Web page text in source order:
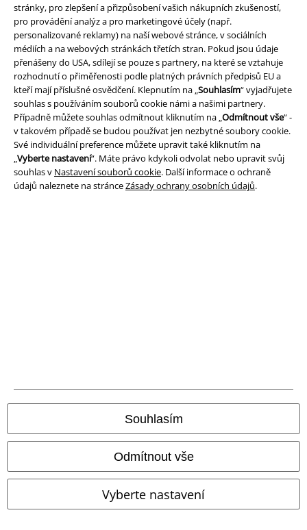
stránky, pro zlepšení a přizpůsobení vašich nákupních zkušeností,
pro provádění analýz a pro marketingové účely (např.
personalizované reklamy) na naší webové stránce, v sociálních
médiích a na webových stránkách třetích stran. Pokud jsou údaje
přenášeny do USA, sdílejí se pouze s partnery, na které se vztahuje
rozhodnutí o přiměřenosti podle platných právních předpisů EU a
kteří mají příslušné osvědčení. Klepnutím na „Souhlasím“ vyjadřujete
souhlas s používáním souborů cookie námi a našimi partnery.
Případně můžete souhlas odmítnout kliknutím na „Odmítnout vše“ -
v takovém případě se budou používat jen nezbytné soubory cookie.
Své individuální preference můžete upravit také kliknutím na
„Vyberte nastavení“. Máte právo kdykoli odvolat nebo upravit svůj
souhlas v Nastavení souborů cookie. Další informace o ochraně
údajů naleznete na stránceZásady ochrany osobních údajů.
Souhlasím
Odmítnout vše
Vyberte nastavení
Způsoby platby
Bankovní převod Platba na dobírku
A Warner Music Group Company